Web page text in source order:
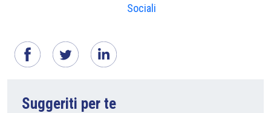
Sociali
Suggeriti per te